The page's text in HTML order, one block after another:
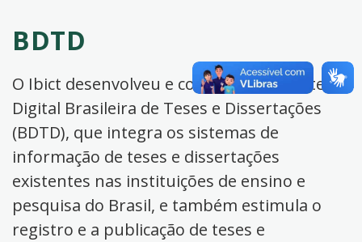
BDTD
O Ibict desenvolveu e coordena a Biblioteca
Digital Brasileira de Teses e Dissertações
(BDTD), que integra os sistemas de
informação de teses e dissertações
existentes nas instituições de ensino e
pesquisa do Brasil, e também estimula o
registro e a publicação de teses e